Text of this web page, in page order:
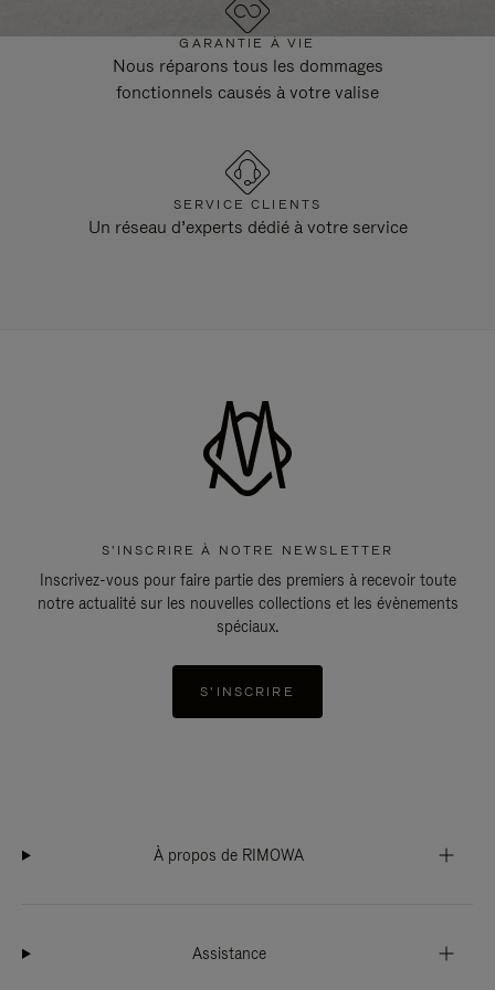
GARANTIE À VIE
Nous réparons tous les dommages
fonctionnels causés à votre valise
SERVICE CLIENTS
Un réseau d’experts dédié à votre service
S'INSCRIRE À NOTRE NEWSLETTER
Inscrivez-vous pour faire partie des premiers à recevoir toute
notre actualité sur les nouvelles collections et les évènements
spéciaux.
S'INSCRIRE
À propos de RIMOWA
Assistance